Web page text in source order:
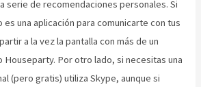
serie de recomendaciones personales. Si
una aplicación para comunicarte con tus
a la vez la pantalla con más de un
Houseparty. Por otro lado, si necesitas una
(pero gratis) utiliza Skype, aunque si